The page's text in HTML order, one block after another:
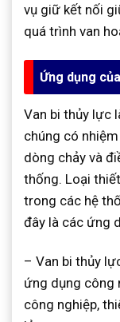
vụ giữ kết nối
quá trình van
Ứng dụng
Van bi thủy lực
chúng có
dòng chảy và
thống. Loại
trong các hệ
đây là các ứng
– Van bi thủy
ứng dụng công
công nghiệp,